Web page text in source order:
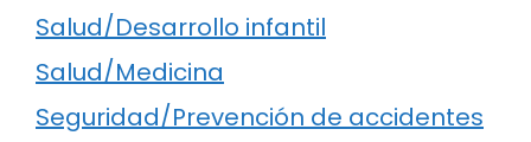
Salud/Desarrollo infantil
Salud/Medicina
Seguridad/Prevención de accidentes